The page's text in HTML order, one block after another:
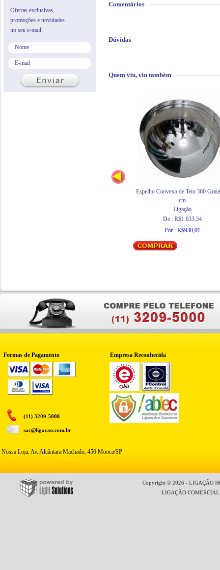
Comentários
Dúvidas
Quem viu, viu também
Espelho Convexo de Teto 360
cm
Ligação
De : R$1.033,34
Por : R$930,01
Ofertas exclusivas,
promoções e novidades
no seu e-mail.
Formas de Pagamento Empresa Reconhecida
(11) 3209-5000
sac@ligacao.com.br
Nossa Loja: Av. Alcântara Machado, 450 Mooca/SP
Copyright © 2026 - LIGAÇÃO
LIGAÇÃO